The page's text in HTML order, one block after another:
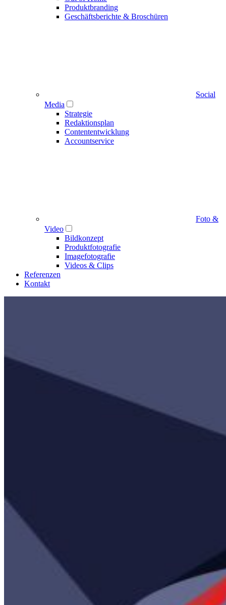
Produktbranding
Geschäftsberichte & Broschüren
Social
Media
Strategie
Redaktionsplan
Contententwicklung
Accountservice
Foto &
Video
Bildkonzept
Produktfotografie
Imagefotografie
Videos & Clips
Referenzen
Kontakt